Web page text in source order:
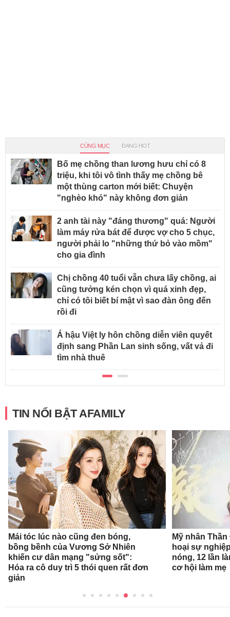
CÙNG MỤC ĐANG HOT
Bố mẹ chồng than lương hưu chỉ có 8
triệu, khi tôi vô tình thấy mẹ chồng bê
một thùng carton mới biết: Chuyện
"nghèo khó" này không đơn giản
2 anh tài này "đáng thương" quá: Người
làm máy rửa bát để được vợ cho 5 chục,
người phải lo "những thứ bỏ vào mồm"
cho gia đình
Chị chồng 40 tuổi vẫn chưa lấy chồng, ai
cũng tưởng kén chọn vì quá xinh đẹp,
chỉ có tôi biết bí mật vì sao đàn ông đến
rồi đi
Á hậu Việt ly hôn chồng diễn viên quyết
định sang Phần Lan sinh sống, vất vả đi
tìm nhà thuê
TIN NỔI BẬT AFAMILY
Mái tóc lúc nào cũng đen bóng,
bồng bềnh của Vương Sở Nhiên
khiến cư dân mạng "sửng sốt":
Hóa ra cô duy trì 5 thói quen rất đơn
giản
Mỹ nhân
hoại sự
nóng, 12 lần
cơ hội làm mẹ